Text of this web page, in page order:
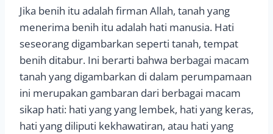
Jika benih itu adalah firman Allah, tanah yang
menerima benih itu adalah hati manusia. Hati
seseorang digambarkan seperti tanah, tempat
benih ditabur. Ini berarti bahwa berbagai macam
tanah yang digambarkan di dalam perumpamaan
ini merupakan gambaran dari berbagai macam
sikap hati: hati yang yang lembek, hati yang keras,
hati yang diliputi kekhawatiran, atau hati yang